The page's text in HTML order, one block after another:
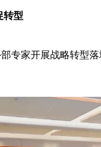
转型
专家开展战略转型